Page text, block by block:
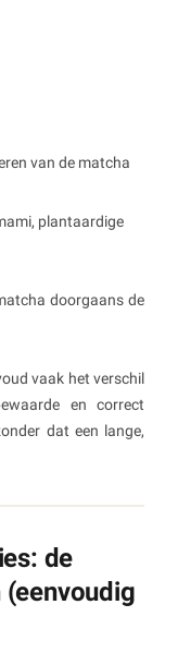
van de matcha
plantaardige
doorgaans de
vaak het verschil
en correct
dat een lange,
de